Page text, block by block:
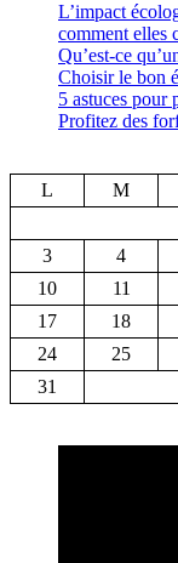
L’impact
comment elles
Qu’est-ce
Choisir le bon
5 astuces pour
Profitez des
L
M
3
4
10
11
17
18
24
25
31